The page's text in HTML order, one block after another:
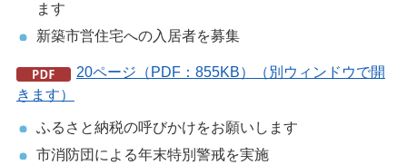
ます
新築市営住宅への入居者を募集
20ページ（PDF：855KB）（別ウィンドウで開
きます）
ふるさと納税の呼びかけをお願いします
市消防団による年末特別警戒を実施